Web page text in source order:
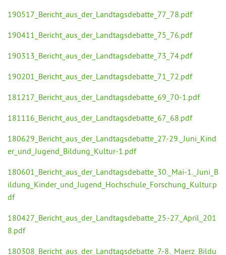
190517_Bericht_aus_der_Landtagsdebatte_77_78.pdf
190411_Bericht_aus_der_Landtagsdebatte_75_76.pdf
190313_Bericht_aus_der_Landtagsdebatte_73_74.pdf
190201_Bericht_aus_der_Landtagsdebatte_71_72.pdf
181217_Bericht_aus_der_Landtagsdebatte_69_70-1.pdf
181116_Bericht_aus_der_Landtagsdebatte_67_68.pdf
180629_Bericht_aus_der_Landtagsdebatte_27.-29._Juni_Kind
er_und_Jugend_Bildung_Kultur-1.pdf
180601_Bericht_aus_der_Landtagsdebatte_30._Mai-1._Juni_B
ildung_Kinder_und_Jugend_Hochschule_Forschung_Kultur.p
df
180427_Bericht_aus_der_Landtagsdebatte_25.-27._April_201
8.pdf
180308_Bericht_aus_der_Landtagsdebatte_7.-8._Maerz_Bildu